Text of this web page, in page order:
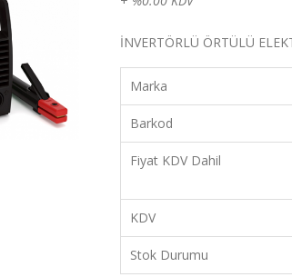
İNVERTÖRLÜ ÖRTÜLÜ
Marka
Barkod
Fiyat KDV Dahil
KDV
Stok Durumu